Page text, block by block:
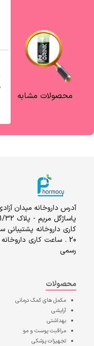
محصولات مشابه
آدرس داروخانه میدان
رسمی
محصولات
مکمل های کمک درمانی
آرایشی
بهداشتی
مراقبت پوست و مو
تجهیزات پزشکی